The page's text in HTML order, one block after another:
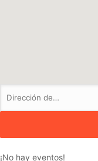
¡No hay eventos!